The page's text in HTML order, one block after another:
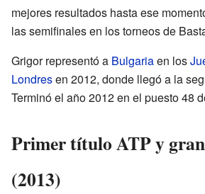
mejores resultados hasta ese
las semifinales en los torneos de
Grigor representó a Bulgariaen los
Londresen 2012, donde llegó a la
Terminó el año 2012 en el puesto 48
Primer título ATP y
(2013)